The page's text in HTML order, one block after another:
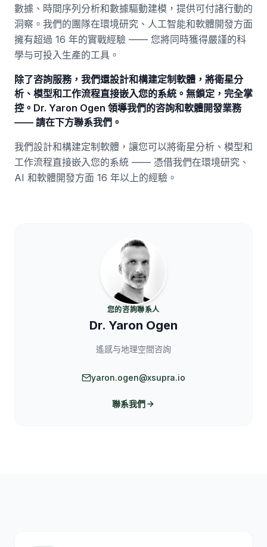
數據、時間序列分析和數據驅動建模，提供可付諸行動的
洞察。我們的團隊在環境研究、人工智能和軟體開發方面
擁有超過 16 年的實戰經驗 —— 您將同時獲得嚴謹的科
學与可投入生產的工具。
除了咨詢服務，我們還設計和構建定制軟體，將衛星分
析、模型和工作流程直接嵌入您的系統。無鎖定，完全掌
控。Dr. Yaron Ogen 領導我們的咨詢和軟體開發業務
—— 請在下方聯系我們。
我們設計和構建定制軟體，讓您可以將衛星分析、模型和
工作流程直接嵌入您的系統 —— 憑借我們在環境研究、
AI 和軟體開發方面 16 年以上的經驗。
您的咨詢聯系人
Dr. Yaron Ogen
遙感与地理空間咨詢
yaron.ogen@xsupra.io
聯系我們